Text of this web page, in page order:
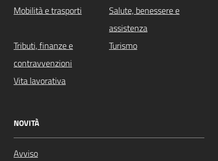
Mobilità e trasporti
Salute, benessere e
assistenza
Tributi, finanze e
contravvenzioni
Turismo
Vita lavorativa
NOVITÀ
Avviso